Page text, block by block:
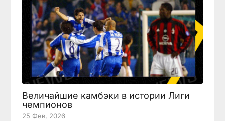
Величайшие камбэки в истории Лиги
чемпионов
25 Фев, 2026